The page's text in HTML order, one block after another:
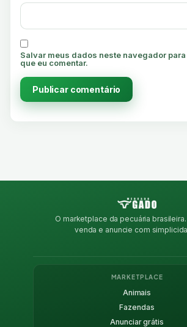
Salvar meus dados neste navegador
que eu comentar.
O marketplace da pecuária
venda e anuncie com
MARKETPLACE
Animais
Fazendas
Anunciar grátis